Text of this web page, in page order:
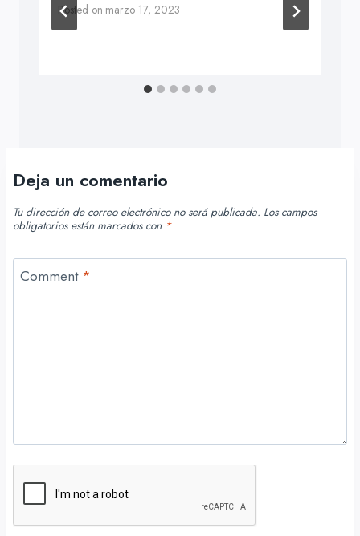
Posted on marzo 17, 2023
Deja un comentario
Tu dirección de correo electrónico no será publicada. Los campos
obligatorios están marcados con *
Comment *